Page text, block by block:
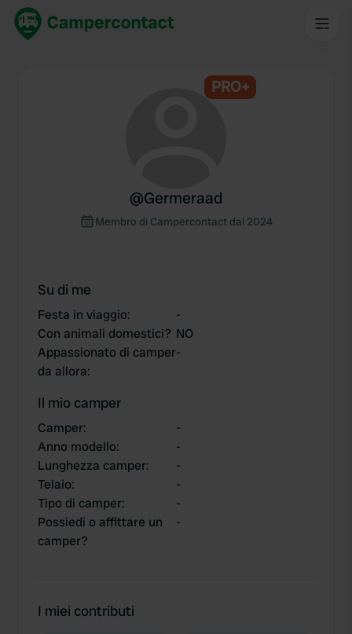
PRO+
@Germeraad
Membro di Campercontact dal 2024
Su di me
Festa in viaggio:
-
Con animali domestici? NO
Appassionato di camper
da allora:
-
Il mio camper
Camper:
-
Anno modello:
-
Lunghezza camper:
-
Telaio:
-
Tipo di camper:
-
Possiedi o affittare un
camper?
-
I miei contributi